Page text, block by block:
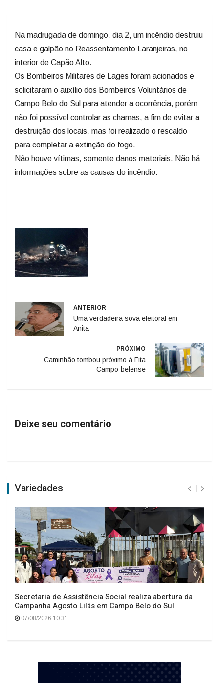
Na madrugada de domingo, dia 2, um incêndio destruiu
casa e galpão no Reassentamento Laranjeiras, no
interior de Capão Alto.
Os Bombeiros Militares de Lages foram acionados e
solicitaram o auxílio dos Bombeiros Voluntários de
Campo Belo do Sul para atender a ocorrência, porém
não foi possível controlar as chamas, a fim de evitar a
destruição dos locais, mas foi realizado o rescaldo
para completar a extinção do fogo.
Não houve vítimas, somente danos materiais. Não há
informações sobre as causas do incêndio.
ANTERIOR
Uma verdadeira sova eleitoral em
Anita
PRÓXIMO
Caminhão tombou próximo à Fita
Campo-belense
Deixe seu comentário
Variedades
Secretaria de Assistência Social realiza abertura da
Campanha Agosto Lilás em Campo Belo do Sul
07/08/2026 10:31